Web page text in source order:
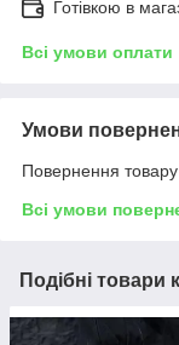
Готівкою в
Всі умови оплати
Умови
Повернення
Всі умови
Подібні товари